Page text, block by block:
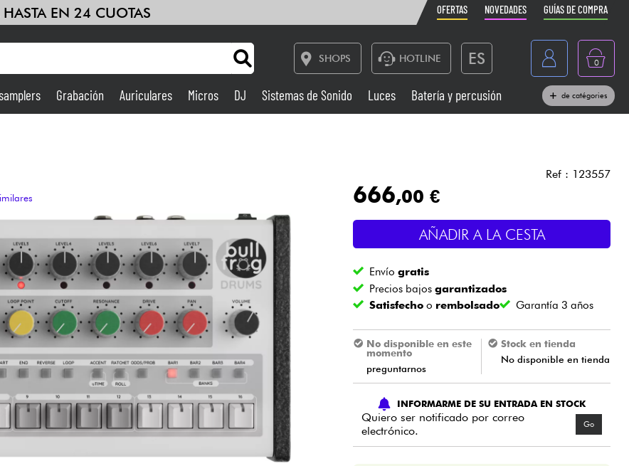
HASTA EN 24 CUOTAS OFERTAS NOVEDADES GUÍAS DE COMPRA
SHOPS HOTLINE ES
France
Belgique
Nederland
0
Sistemas de Sonido
Batería y percusión Vientos
Niños Cables & Acces.
Bundle
Ver nuestras marcas
Grabación Auriculares Micros DJ Sistemas de Sonido Luces Batería y percusión de catégories
Ref : 123557
666,00 €
AÑADIR A LA CESTA
Envíogratis
Precios bajosgarantizados
Satisfecho o rembolsado Garantía 3 años
No disponible en este
momento
preguntarnos
Stock en tienda
No disponible en tienda
INFORMARME DE SU ENTRADA EN STOCK
Quiero ser notificado por correo
electrónico.
Go